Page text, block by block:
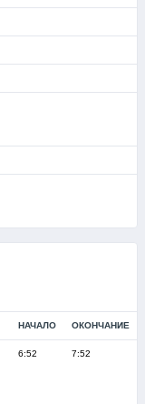
НАЧАЛО ОКОНЧАНИЕ
6:52 7:52